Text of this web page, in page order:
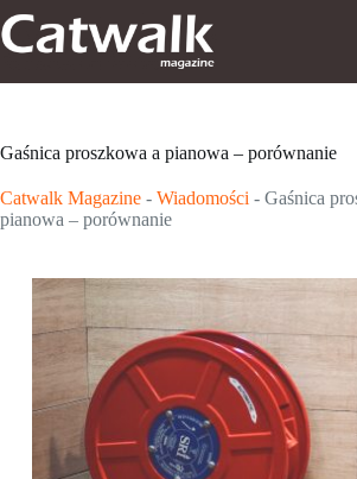
do
treści
Gaśnica proszkowa a pianowa – porównanie
Catwalk Magazine - Wiadomości - Gaśnica
pianowa – porównanie